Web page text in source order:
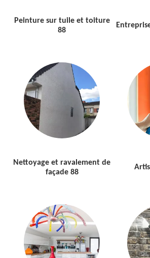
Peinture sur tuile et toiture
88
Nettoyage et ravalement de
façade 88